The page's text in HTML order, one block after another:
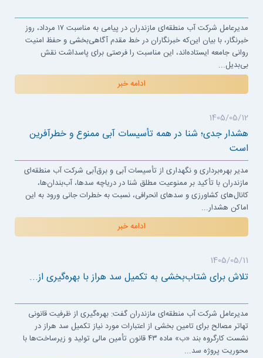
مدیرعامل شرکت آب منطقه‌ای مازندران در پیامی به مناسبت ۱۷ مرداد، روز
خبرنگار، با بیان این‌که خبرنگاران در خط مقدم آگاهی‌بخشی و حفظ امنیت
روانی جامعه ایستاده‌اند، این مناسبت را فرصتی برای پاسداشت نقش
بی‌بدیل...
ادامه خبر
1405/05/12
هشدار جدی؛ شنا در همه تأسیسات آبی ممنوع و خطرآفرین
است
مدیر بهره‌برداری و نگهداری از تأسیسات آبی و برق‌آبی شرکت آب منطقه‌ای
مازندران با تأکید بر ممنوعیت مطلق شنا در دریاچه سدها، آب‌بندان‌ها،
کانال‌های کشاورزی و سدهای انحرافی، نسبت به خطرات جانی ورود به این
اماکن هشدار...
ادامه خبر
1405/05/11
تلاش برای شتاب‌بخشی به تکمیل سد هراز با بهره‌گیری از...
مدیرعامل شرکت آب منطقه‌ای مازندران گفت: بهره‌گیری از ظرفیت قانونی
تهاتر مصالح برای تامین بخشی از اعتبارات مورد نیاز تکمیل سد هراز در
نشست کارگروه بند «ب» ماده ۴۳ قانون تأمین مالی تولید و زیرساخت‌ها با
محوریت پروژه سد...